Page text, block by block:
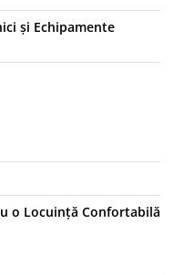
și Echipamente
o Locuință Confortabilă